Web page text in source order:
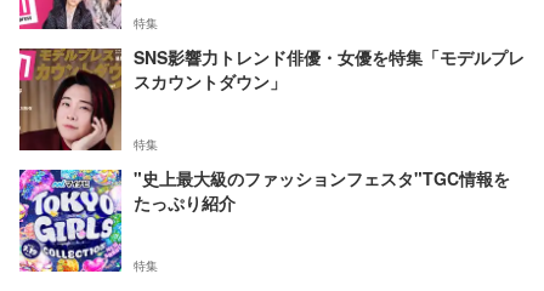
特集
SNS影響力トレンド俳優・女優を特集「モデルプレ
スカウントダウン」
特集
"史上最大級のファッションフェスタ"TGC情報を
たっぷり紹介
特集